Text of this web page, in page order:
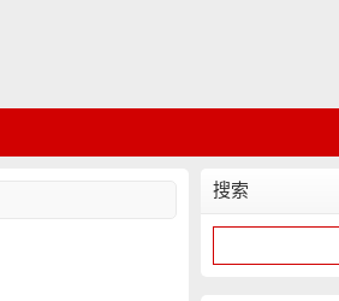
搜索